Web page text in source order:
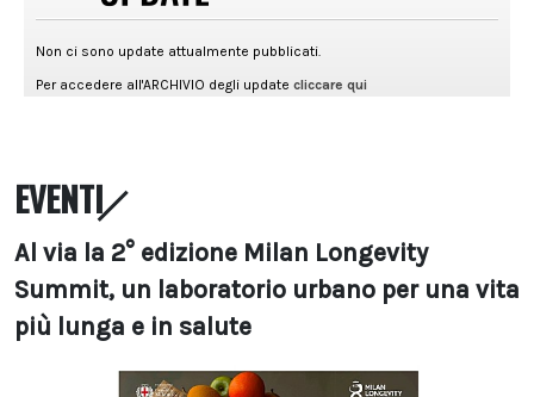
EVENTI
Al via la 2° edizione Milan Longevity
Summit, un laboratorio urbano per una vita
più lunga e in salute